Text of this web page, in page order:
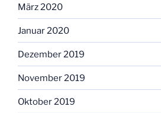
März 2020
Januar 2020
Dezember 2019
November 2019
Oktober 2019